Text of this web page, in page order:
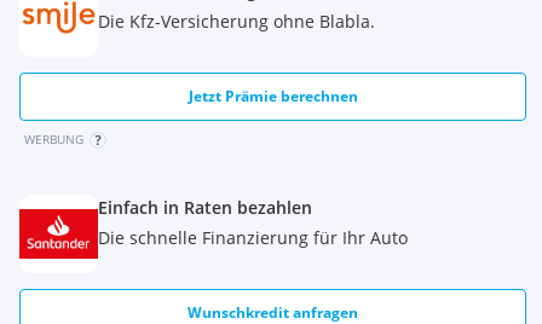
Die Kfz-Versicherung ohne Blabla.
Jetzt Prämie berechnen
WERBUNG
Einfach in Raten bezahlen
Die schnelle Finanzierung für Ihr Auto
Wunschkredit anfragen